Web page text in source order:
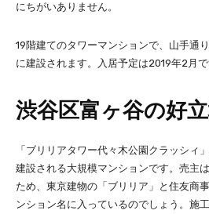
にちがいありません。
19階建てのタワーマンションで、山手通
に建設されます。入居予定は2019年2月で
渋谷区富ヶ谷の好
「ブリリアタワー代々木公園クラッシィ
建設される大規模マンションです。売主
ため、東京建物の「ブリリア」と住友商
ンション名に入っているのでしょう。施